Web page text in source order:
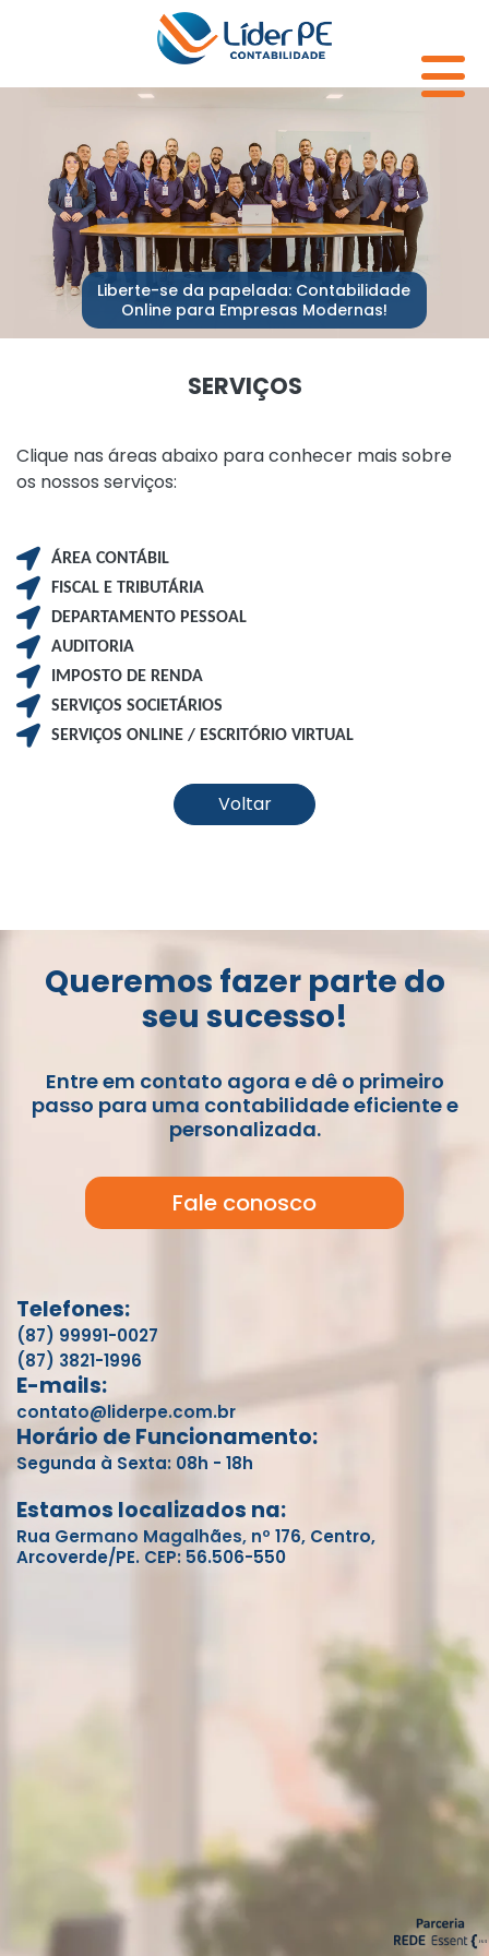
Liberte-se da papelada: Contabilidade
Online para Empresas Modernas!
SERVIÇOS
Clique nas áreas abaixo para conhecer mais sobre
os nossos serviços:
ÁREA CONTÁBIL
FISCAL E TRIBUTÁRIA
DEPARTAMENTO PESSOAL
AUDITORIA
IMPOSTO DE RENDA
SERVIÇOS SOCIETÁRIOS
SERVIÇOS ONLINE / ESCRITÓRIO VIRTUAL
Voltar
Queremos fazer parte do
seu sucesso!
Entre em contato agora e dê o primeiro
passo para uma contabilidade eficiente e
personalizada.
Fale conosco
Telefones:
(87) 99991-0027
(87) 3821-1996
E-mails:
contato@liderpe.com.br
Horário de Funcionamento:
Segunda à Sexta: 08h - 18h
Estamos localizados na:
Rua Germano Magalhães, nº 176, Centro,
Arcoverde/PE. CEP: 56.506-550